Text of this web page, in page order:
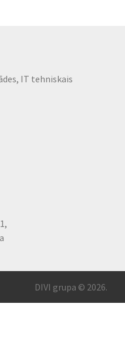
IT tehniskais
DIVI grupa © 2026.